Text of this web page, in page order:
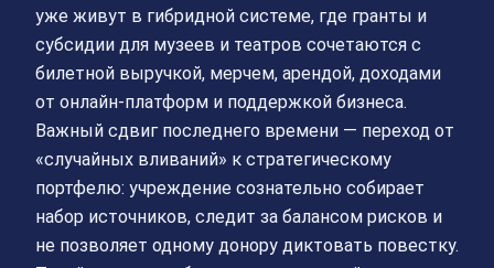
уже живут в гибридной системе, где гранты и
субсидии для музеев и театров сочетаются с
билетной выручкой, мерчем, арендой, доходами
от онлайн‑платформ и поддержкой бизнеса.
Важный сдвиг последнего времени — переход от
«случайных вливаний» к стратегическому
портфелю: учреждение сознательно собирает
набор источников, следит за балансом рисков и
не позволяет одному донору диктовать повестку.